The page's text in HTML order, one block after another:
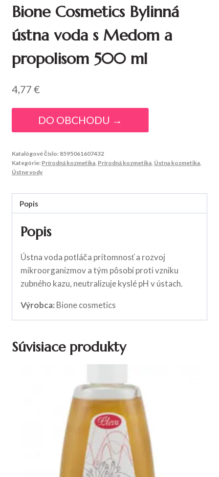
Bione Cosmetics Bylinná
ústna voda s Medom a
propolisom 500 ml
4,77€
DO OBCHODU →
Katalógové číslo: 8595061607432
Kategórie: Prírodná kozmetika Prírodná kozmetika Ústna kozmetika
Ústne vody
Popis
Popis
Ústna voda potláča prítomnosť a rozvoj
mikroorganizmov a tým pôsobí proti vzniku
zubného kazu, neutralizuje kyslé pH v ústach.
Výrobca: Bione cosmetics
Súvisiace produkty